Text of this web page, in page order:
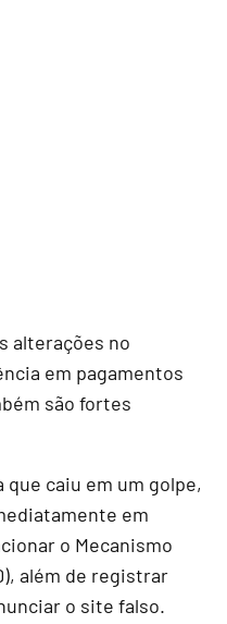
alterações no
em pagamentos
são fortes
caiu em um golpe,
em
o Mecanismo
além de registrar
o site falso.